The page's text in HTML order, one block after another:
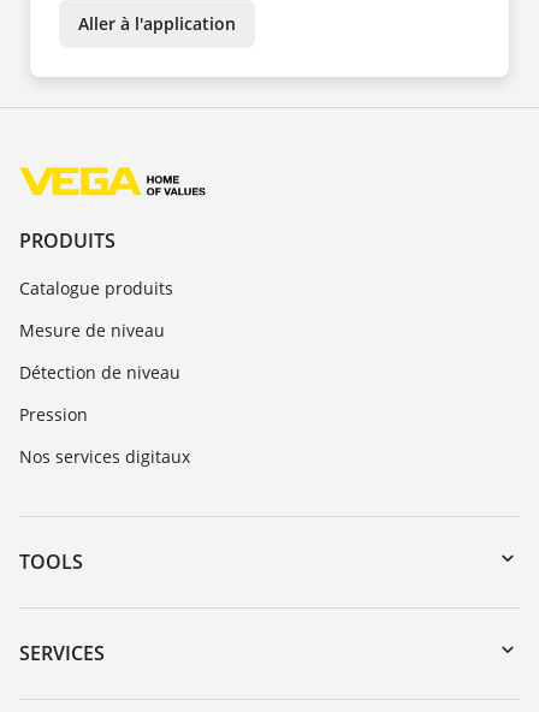
Aller à l'application
PRODUITS
Catalogue produits
Mesure de niveau
Détection de niveau
Pression
Nos services digitaux
TOOLS
Téléchargements
Recherche par numéro de série
SERVICES
Retour d'appareil